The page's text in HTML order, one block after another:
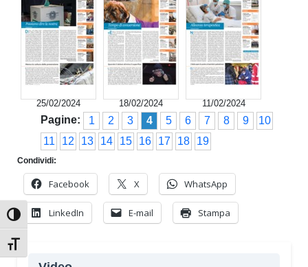
Attiva/disattiva alto contrasto
Attiva/disattiva dimensione testo
25/02/2024 18/02/2024 11/02/2024
Pagine: 1 2 3 4 5 6 7 8 9
10
11
12 13 14 15 16 17 18 19
Condividi:
Facebook X WhatsApp
LinkedIn E-mail Stampa